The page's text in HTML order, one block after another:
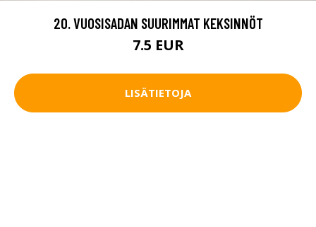
20. VUOSISADAN SUURIMMAT KEKSINNÖT
7.5 EUR
LISÄTIETOJA